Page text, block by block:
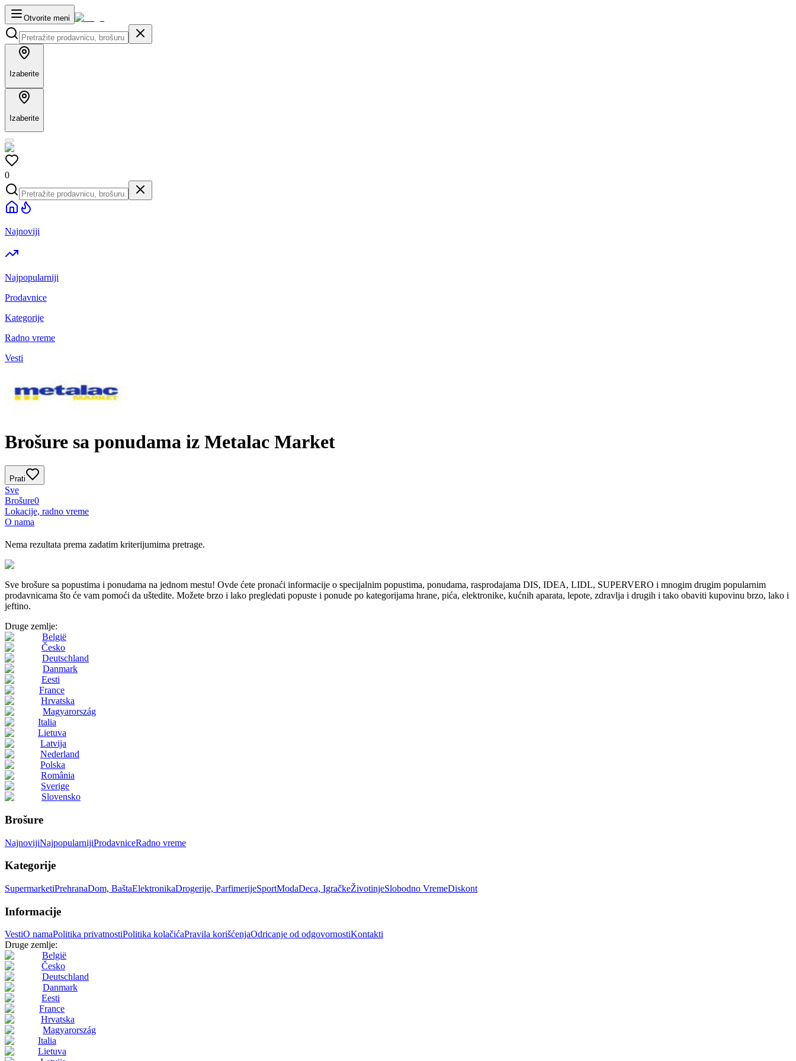
Otvorite meni
Izaberite
Izaberite
0
Najnoviji
Najpopularniji
Prodavnice
Kategorije
Radno vreme
Vesti
Brošure sa ponudama iz Metalac Market
Prati
Sve
Brošure0
Lokacije, radno vreme
O nama
Nema rezultata prema zadatim kriterijumima pretrage.
Sve brošure sa popustima i ponudama na jednom mestu! Ovde ćete pronaći informacije o specijalnim popustima, ponudama, rasprodajama DIS, IDEA, LIDL, SUPERVERO i mnogim drugim popularnim
prodavnicama što će vam pomoći da uštedite. Možete brzo i lako pregledati popuste i ponude po kategorijama hrane, pića, elektronike, kućnih aparata, lepote, zdravlja i drugih i tako obaviti kupovinu brzo, lako i
jeftino.
Druge zemlje:
België
Česko
Deutschland
Danmark
Eesti
France
Hrvatska
Magyarország
Italia
Lietuva
Latvija
Nederland
Polska
România
Sverige
Slovensko
Brošure
NajnovijiNajpopularnijiProdavniceRadno vreme
Kategorije
SupermarketiPrehranaDom, BaštaElektronikaDrogerije, ParfimerijeSportModaDeca, IgračkeŽivotinjeSlobodno VremeDiskont
Informacije
VestiO namaPolitika privatnostiPolitika kolačićaPravila korišćenjaOdricanje od odgovornostiKontakti
Druge zemlje:
België
Česko
Deutschland
Danmark
Eesti
France
Hrvatska
Magyarország
Italia
Lietuva